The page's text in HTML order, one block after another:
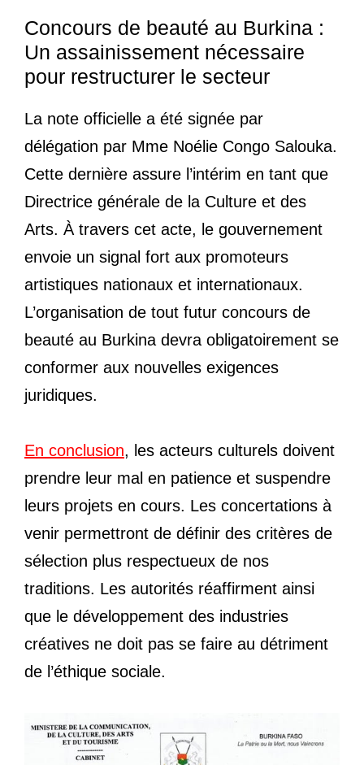
Concours de beauté au Burkina :
Un assainissement nécessaire
pour restructurer le secteur
La note officielle a été signée par
délégation par Mme Noélie Congo Salouka.
Cette dernière assure l’intérim en tant que
Directrice générale de la Culture et des
Arts. À travers cet acte, le gouvernement
envoie un signal fort aux promoteurs
artistiques nationaux et internationaux.
L’organisation de tout futur concours de
beauté au Burkina devra obligatoirement se
conformer aux nouvelles exigences
juridiques.
En conclusion, les acteurs culturels doivent
prendre leur mal en patience et suspendre
leurs projets en cours. Les concertations à
venir permettront de définir des critères de
sélection plus respectueux de nos
traditions. Les autorités réaffirment ainsi
que le développement des industries
créatives ne doit pas se faire au détriment
de l’éthique sociale.